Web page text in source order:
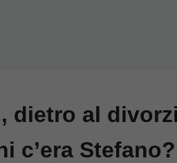
dietro al
c’era